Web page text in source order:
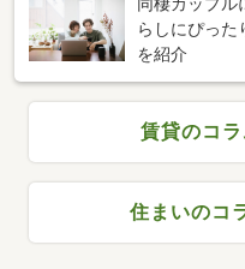
同棲カップル
らしにぴった
を紹介
賃貸のコ
住まいのコ